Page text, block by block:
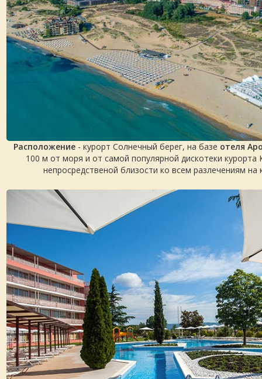
Расположение- курорт Солнечный берег, на базе отеля
100 м от моря и от самой популярной дискотеки курорта
непросредственой близости ко всем разлечениям на